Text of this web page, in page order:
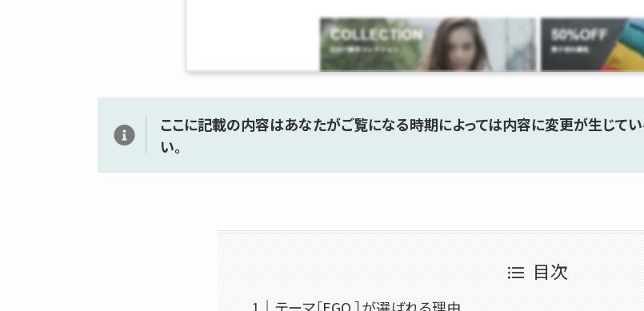
ここに記載の内容はあなたがご覧になる時期によっては内容に変更が生じてい
い。
目次